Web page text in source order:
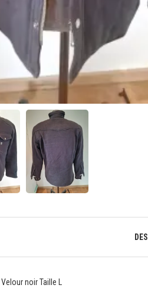
noir Taille L